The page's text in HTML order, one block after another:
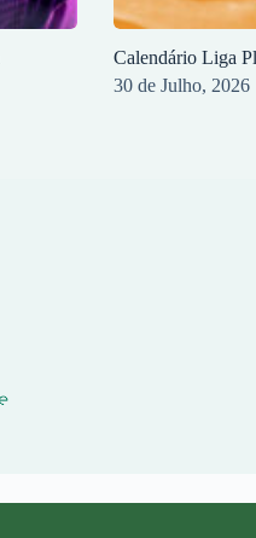
Calendário Liga
30 de Julho, 2026